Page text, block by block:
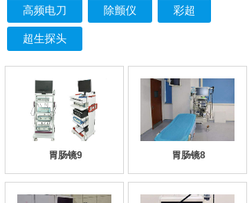
高频电刀 除颤仪 彩超
超生探头
胃肠镜9 胃肠镜8